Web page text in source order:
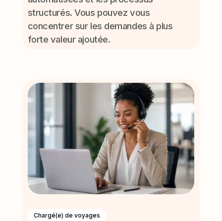
structurés. Vous pouvez vous
concentrer sur les demandes à plus
forte valeur ajoutée.
Chargé(e) de voyages